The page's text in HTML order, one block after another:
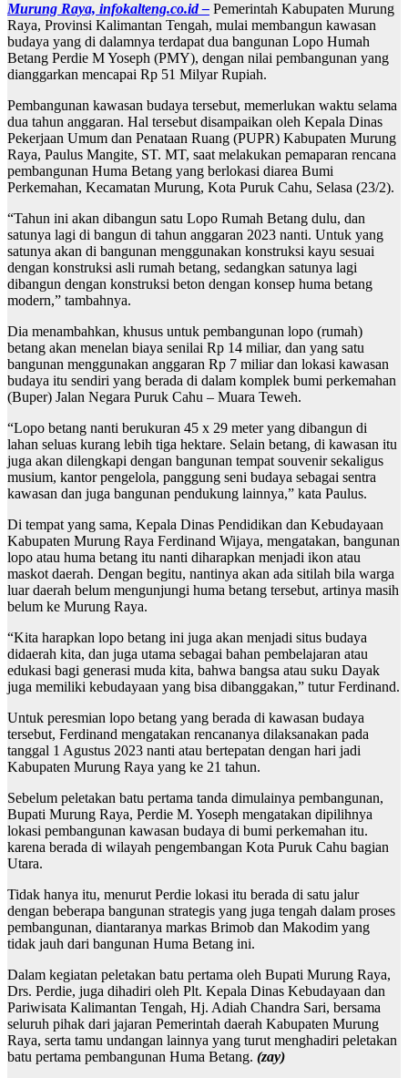
Murung Raya, infokalteng.co.id – Pemerintah Kabupaten Murung
Raya, Provinsi Kalimantan Tengah, mulai membangun kawasan
budaya yang di dalamnya terdapat dua bangunan Lopo Humah
Betang Perdie M Yoseph (PMY), dengan nilai pembangunan yang
dianggarkan mencapai Rp 51 Milyar Rupiah.
Pembangunan kawasan budaya tersebut, memerlukan waktu selama
dua tahun anggaran. Hal tersebut disampaikan oleh Kepala Dinas
Pekerjaan Umum dan Penataan Ruang (PUPR) Kabupaten Murung
Raya, Paulus Mangite, ST. MT, saat melakukan pemaparan rencana
pembangunan Huma Betang yang berlokasi diarea Bumi
Perkemahan, Kecamatan Murung, Kota Puruk Cahu, Selasa (23/2).
“Tahun ini akan dibangun satu Lopo Rumah Betang dulu, dan
satunya lagi di bangun di tahun anggaran 2023 nanti. Untuk yang
satunya akan di bangunan menggunakan konstruksi kayu sesuai
dengan konstruksi asli rumah betang, sedangkan satunya lagi
dibangun dengan konstruksi beton dengan konsep huma betang
modern,” tambahnya.
Dia menambahkan, khusus untuk pembangunan lopo (rumah)
betang akan menelan biaya senilai Rp 14 miliar, dan yang satu
bangunan menggunakan anggaran Rp 7 miliar dan lokasi kawasan
budaya itu sendiri yang berada di dalam komplek bumi perkemahan
(Buper) Jalan Negara Puruk Cahu – Muara Teweh.
“Lopo betang nanti berukuran 45 x 29 meter yang dibangun di
lahan seluas kurang lebih tiga hektare. Selain betang, di kawasan itu
juga akan dilengkapi dengan bangunan tempat souvenir sekaligus
musium, kantor pengelola, panggung seni budaya sebagai sentra
kawasan dan juga bangunan pendukung lainnya,” kata Paulus.
Di tempat yang sama, Kepala Dinas Pendidikan dan Kebudayaan
Kabupaten Murung Raya Ferdinand Wijaya, mengatakan, bangunan
lopo atau huma betang itu nanti diharapkan menjadi ikon atau
maskot daerah. Dengan begitu, nantinya akan ada sitilah bila warga
luar daerah belum mengunjungi huma betang tersebut, artinya masih
belum ke Murung Raya.
“Kita harapkan lopo betang ini juga akan menjadi situs budaya
didaerah kita, dan juga utama sebagai bahan pembelajaran atau
edukasi bagi generasi muda kita, bahwa bangsa atau suku Dayak
juga memiliki kebudayaan yang bisa dibanggakan,” tutur Ferdinand.
Untuk peresmian lopo betang yang berada di kawasan budaya
tersebut, Ferdinand mengatakan rencananya dilaksanakan pada
tanggal 1 Agustus 2023 nanti atau bertepatan dengan hari jadi
Kabupaten Murung Raya yang ke 21 tahun.
Sebelum peletakan batu pertama tanda dimulainya pembangunan,
Bupati Murung Raya, Perdie M. Yoseph mengatakan dipilihnya
lokasi pembangunan kawasan budaya di bumi perkemahan itu.
karena berada di wilayah pengembangan Kota Puruk Cahu bagian
Utara.
Tidak hanya itu, menurut Perdie lokasi itu berada di satu jalur
dengan beberapa bangunan strategis yang juga tengah dalam proses
pembangunan, diantaranya markas Brimob dan Makodim yang
tidak jauh dari bangunan Huma Betang ini.
Dalam kegiatan peletakan batu pertama oleh Bupati Murung Raya,
Drs. Perdie, juga dihadiri oleh Plt. Kepala Dinas Kebudayaan dan
Pariwisata Kalimantan Tengah, Hj. Adiah Chandra Sari, bersama
seluruh pihak dari jajaran Pemerintah daerah Kabupaten Murung
Raya, serta tamu undangan lainnya yang turut menghadiri peletakan
batu pertama pembangunan Huma Betang. (zay)